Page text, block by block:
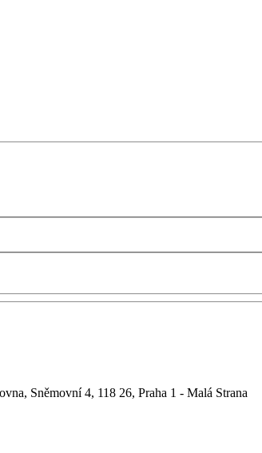
Sněmovní 4, 118 26, Praha 1 - Malá Strana